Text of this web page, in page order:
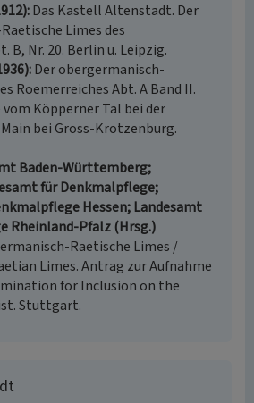
Das Kastell Altenstadt. Der
Limes des
B, Nr. 20. Berlin u. Leipzig.
Der obergermanisch-
Roemerreiches Abt. A Band II.
Köpperner Tal bei der
bei Gross-Krotzenburg.
Baden-Württemberg;
für Denkmalpflege;
Hessen; Landesamt
Rheinland-Pfalz (Hrsg.)
Raetische Limes /
Limes. Antrag zur Aufnahme
for Inclusion on the
Stuttgart.